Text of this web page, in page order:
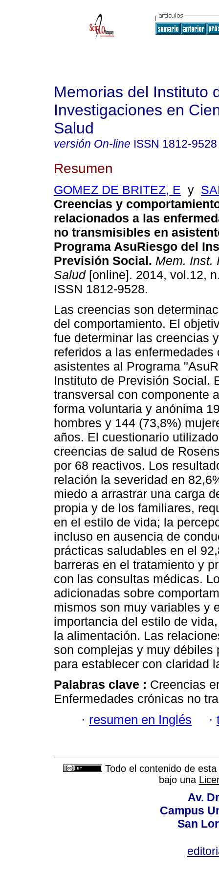
Memorias del Instituto
Investigaciones en
Salud
versión On-line ISSN 1812-9528
Resumen
GOMEZ DE BRITEZ, E y
Creencias y
relacionados a las
no transmisibles en
Programa AsuRiesgo del
Previsión Social. Mem. Inst.
Salud[online]. 2014, vol.12,
ISSN 1812-9528.
Las creencias son
del comportamiento. El
fue determinar las creencias
referidos a las
asistentes al Programa
Instituto de Previsión Social.
transversal con componente
forma voluntaria y anónima
hombres y 144 (73,8%)
años. El cuestionario
creencias de salud de
por 68 reactivos. Los
relación la severidad en
miedo a arrastrar una carga
propia y de los familiares,
en el estilo de vida; la
incluso en ausencia de
prácticas saludables en el
barreras en el tratamiento y
con las consultas médicas.
adicionadas sobre
mismos son muy variables y
importancia del estilo de
la alimentación. Las
son complejas y muy débiles
para establecer con claridad
Palabras clave : Creencias
Enfermedades crónicas no
· resumen en Inglés ·
Todo el contenido de
bajo una
Av.
Campus
San